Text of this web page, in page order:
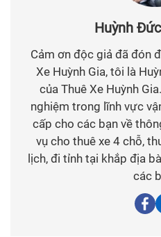
Huỳnh
Cảm ơn độc giả đã đón
Xe Huỳnh Gia, tôi là
của Thuê Xe Huỳnh
nghiệm trong lĩnh vực
cấp cho các bạn về
vụ cho thuê xe 4 chỗ,
lịch, đi tỉnh tại khắp địa
các